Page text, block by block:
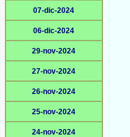
07-dic-2024
06-dic-2024
29-nov-2024
27-nov-2024
26-nov-2024
25-nov-2024
24-nov-2024